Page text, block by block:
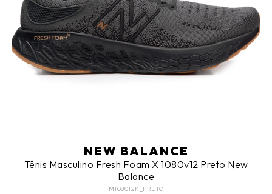
NEW BALANCE
Tênis Masculino Fresh Foam X 1080v12 Preto New
Balance
M108012K_PRETO